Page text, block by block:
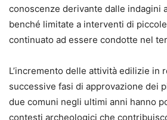
conoscenze derivante dalle indagini
benché limitate a interventi di
continuato ad essere condotte nel
L’incremento delle attività edilizie in
successive fasi di approvazione dei
due comuni negli ultimi anni hanno
contesti archeologici che